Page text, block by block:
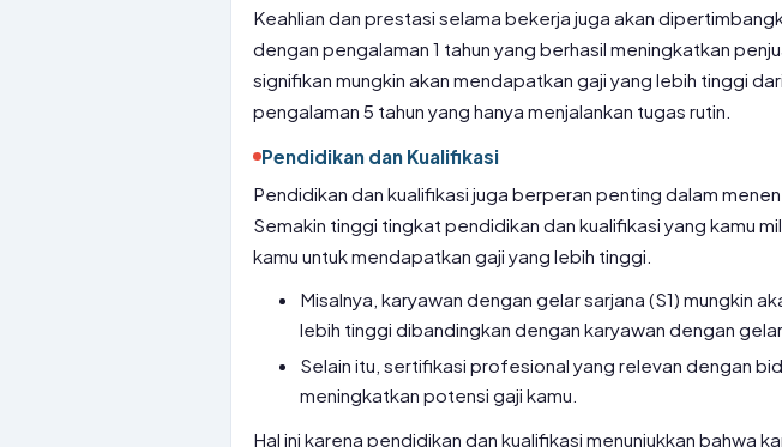
Keahlian dan prestasi selama bekerja juga akan
dengan pengalaman 1 tahun yang berhasil meningkatkan
signifikan mungkin akan mendapatkan gaji yang lebih tinggi
pengalaman 5 tahun yang hanya menjalankan tugas rutin.
Pendidikan dan Kualifikasi
Pendidikan dan kualifikasi juga berperan penting dalam
Semakin tinggi tingkat pendidikan dan kualifikasi yang kamu
kamu untuk mendapatkan gaji yang lebih tinggi.
Misalnya, karyawan dengan gelar sarjana (S1) mungkin
lebih tinggi dibandingkan dengan karyawan dengan
Selain itu, sertifikasi profesional yang relevan dengan
meningkatkan potensi gaji kamu.
Hal ini karena pendidikan dan kualifikasi menunjukkan bahwa